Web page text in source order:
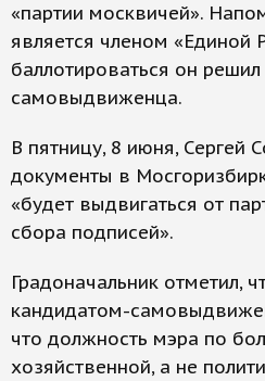
«партии москвичей».
является членом «Единой
баллотироваться он
самовыдвиженца.
В пятницу, 8 июня, Сергей
документы в
«будет выдвигаться от
сбора подписей».
Градоначальник отметил,
кандидатом-
что должность мэра по
хозяйственной, а не